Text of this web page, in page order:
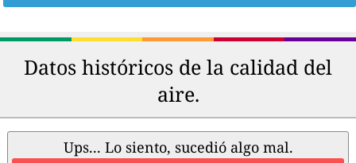
Datos históricos de la calidad del
aire.
Ups... Lo siento, sucedió algo mal.